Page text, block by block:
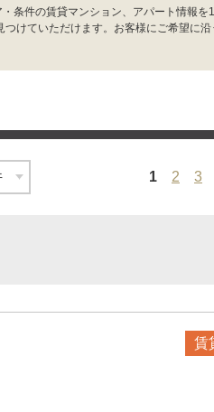
件の賃貸マンション、アパート情報を
けていただけます。お客様にご希望に
1 2 3
賃